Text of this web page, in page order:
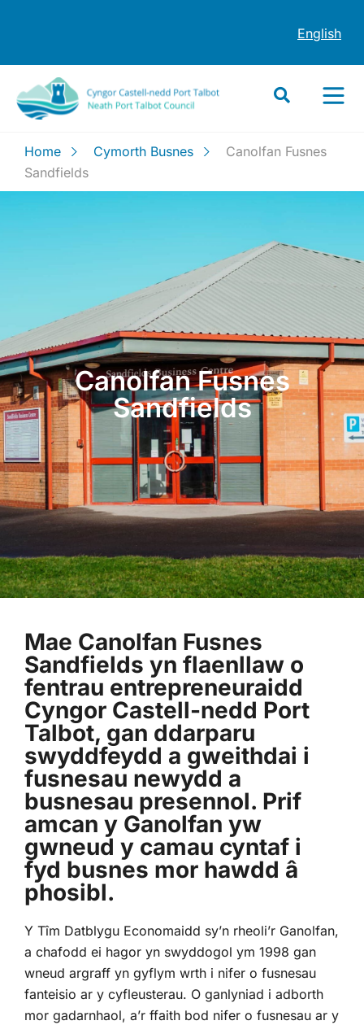
English
Home Cymorth Busnes
Canolfan Fusnes
Sandfields
Canolfan Fusnes
Sandfields
Mae Canolfan Fusnes
Sandfields yn flaenllaw o
fentrau entrepreneuraidd
Cyngor Castell-nedd Port
Talbot, gan ddarparu
swyddfeydd a gweithdai i
fusnesau newydd a
busnesau presennol. Prif
amcan y Ganolfan yw
gwneud y camau cyntaf i
fyd busnes mor hawdd â
phosibl.
Y Tîm Datblygu Economaidd sy’n rheoli’r Ganolfan,
a chafodd ei hagor yn swyddogol ym 1998 gan
wneud argraff yn gyflym wrth i nifer o fusnesau
fanteisio ar y cyfleusterau. O ganlyniad i adborth
mor gadarnhaol, a’r ffaith bod nifer o fusnesau ar y